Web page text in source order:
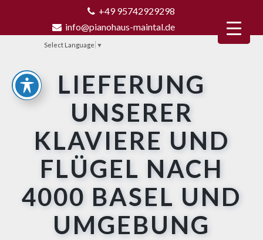
+49 95742929298
info@pianohaus-maintal.de
Select Language ▼
LIEFERUNG
UNSERER
KLAVIERE UND
FLÜGEL NACH
4000 BASEL UND
UMGEBUNG